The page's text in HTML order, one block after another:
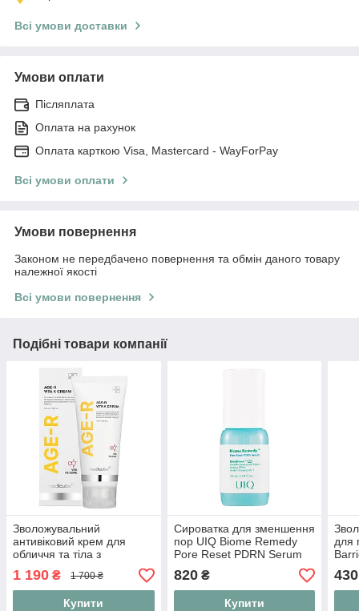
Всі умови доставки
Умови оплати
Післяплата
Оплата на рахунок
Оплата карткою Visa, Mastercard - WayForPay
Всі умови оплати
Умови повернення
Законом не передбачено повернення та обмін даного товару
належної якості
Всі умови повернення
Подібні товари компанії
Зволожувальний
антивіковий крем для
обличчя та тіла з
вітаміном К Medicube
AGE-R Vita K Cream 100
ml
1 190 ₴ 1 700 ₴
Купити
Сироватка для зменшення
пор UIQ Biome Remedy
Pore Reset PDRN Serum
30 ml
820₴
Купити
для
Lip
430